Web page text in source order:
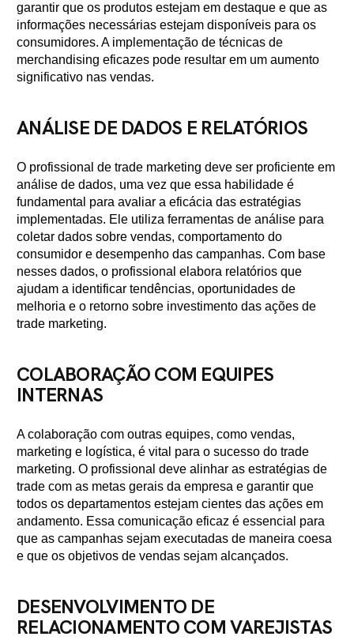
garantir que os produtos estejam em destaque e que as
informações necessárias estejam disponíveis para os
consumidores. A implementação de técnicas de
merchandising eficazes pode resultar em um aumento
significativo nas vendas.
ANÁLISE DE DADOS E RELATÓRIOS
O profissional de trade marketing deve ser proficiente em
análise de dados, uma vez que essa habilidade é
fundamental para avaliar a eficácia das estratégias
implementadas. Ele utiliza ferramentas de análise para
coletar dados sobre vendas, comportamento do
consumidor e desempenho das campanhas. Com base
nesses dados, o profissional elabora relatórios que
ajudam a identificar tendências, oportunidades de
melhoria e o retorno sobre investimento das ações de
trade marketing.
COLABORAÇÃO COM EQUIPES
INTERNAS
A colaboração com outras equipes, como vendas,
marketing e logística, é vital para o sucesso do trade
marketing. O profissional deve alinhar as estratégias de
trade com as metas gerais da empresa e garantir que
todos os departamentos estejam cientes das ações em
andamento. Essa comunicação eficaz é essencial para
que as campanhas sejam executadas de maneira coesa
e que os objetivos de vendas sejam alcançados.
DESENVOLVIMENTO DE
RELACIONAMENTO COM VAREJISTAS